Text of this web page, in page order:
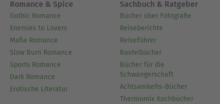
Romance & Spice
Gothic Romance
Enemies to Lovers
Mafia Romance
Slow Burn Romance
Sports Romance
Dark Romance
Erotische Literatur
Sachbuch & Ratgeber
Bücher über Fotografie
Reiseberichte
Reiseführer
Bastelbücher
Bücher für die
Schwangerschaft
Achtsamkeits-Bücher
Thermomix Kochbücher